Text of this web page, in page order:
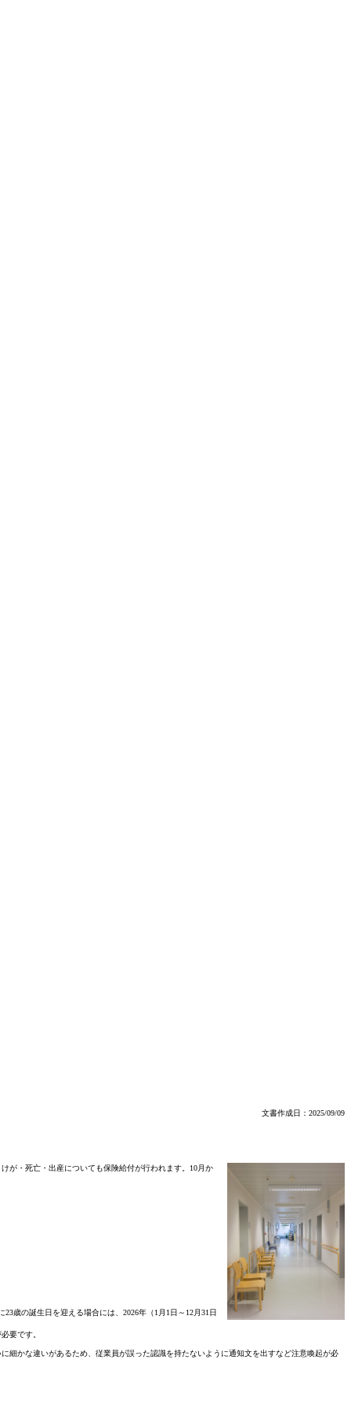
文書作成日：2025/09/09
が・死亡・出産についても保険給付が行われます。10月か
歳の誕生日を迎える場合には、2026年（1月1日～12月31日
要です。
かな違いがあるため、従業員が誤った認識を持たないように通知文を出すなど注意喚起が必